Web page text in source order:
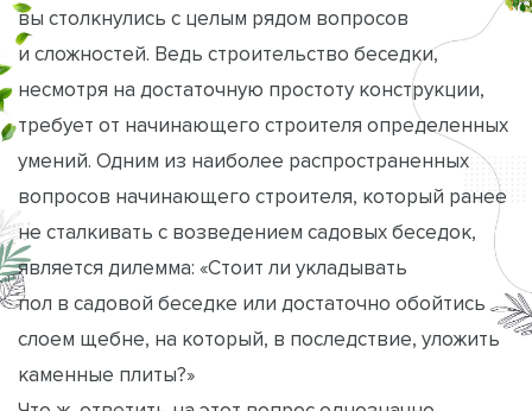
вы столкнулись с целым рядом вопросов
и сложностей. Ведь строительство беседки,
несмотря на достаточную простоту конструкции,
требует от начинающего строителя определенных
умений. Одним из наиболее распространенных
вопросов начинающего строителя, который ранее
не сталкивать с возведением садовых беседок,
является дилемма: «Стоит ли укладывать
пол в садовой беседке или достаточно обойтись
слоем щебне, на который, в последствие, уложить
каменные плиты?»